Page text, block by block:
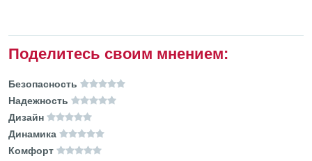
Поделитесь своим мнением:
Безопасность
Надежность
Дизайн
Динамика
Комфорт